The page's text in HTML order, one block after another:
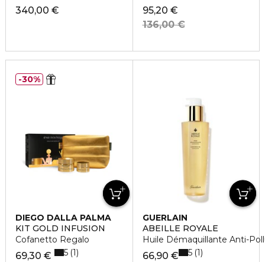
340,00 €
95,20 €
136,00 €
DIEGO DALLA PALMA
KIT GOLD INFUSION
Cofanetto Regalo
69,30 €
5 1
30%
GUERLAIN
ABEILLE ROYALE
Huile Démaquillante Anti-
66,90 € 5 1